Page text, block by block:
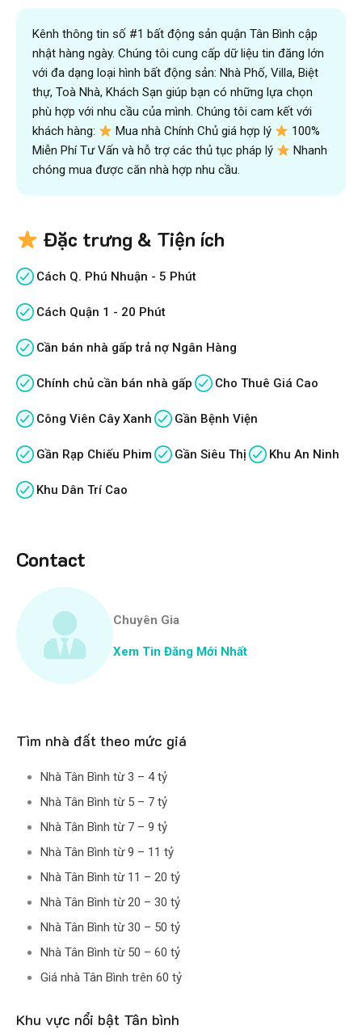
Kênh thông tin số #1 bất động sản quận Tân Bình cập
nhật hàng ngày. Chúng tôi cung cấp dữ liệu tin đăng lớn
với đa dạng loại hình bất động sản: Nhà Phố, Villa, Biệt
thự, Toà Nhà, Khách Sạn giúp bạn có những lựa chọn
phù hợp với nhu cầu của mình. Chúng tôi cam kết với
khách hàng:
Mua nhà Chính Chủ giá hợp lý
100%
Miễn Phí Tư Vấn và hỗ trợ các thủ tục pháp lý
Nhanh
chóng mua được căn nhà hợp nhu cầu.
Đặc trưng & Tiện ích
Cách Q. Phú Nhuận - 5 Phút
Cách Quận 1 - 20 Phút
Cần bán nhà gấp trả nợ Ngân Hàng
Chính chủ cần bán nhà gấp Cho Thuê Giá Cao
Công Viên Cây Xanh Gần Bệnh Viện
Gần Rạp Chiếu Phim Gần Siêu Thị Khu An Ninh
Khu Dân Trí Cao
Contact
Chuyên Gia
Xem Tin Đăng Mới Nhất
Tìm nhà đất theo mức giá
Nhà Tân Bình từ 3 – 4 tỷ
Nhà Tân Bình từ 5 – 7 tỷ
Nhà Tân Bình từ 7 – 9 tỷ
Nhà Tân Bình từ 9 – 11 tỷ
Nhà Tân Bình từ 11 – 20 tỷ
Nhà Tân Bình từ 20 – 30 tỷ
Nhà Tân Bình từ 30 – 50 tỷ
Nhà Tân Bình từ 50 – 60 tỷ
Giá nhà Tân Bình trên 60 tỷ
Khu vực nổi bật Tân bình